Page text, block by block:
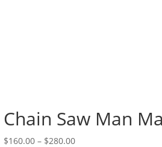
Chain Saw Man
$160.00 – $280.00Price